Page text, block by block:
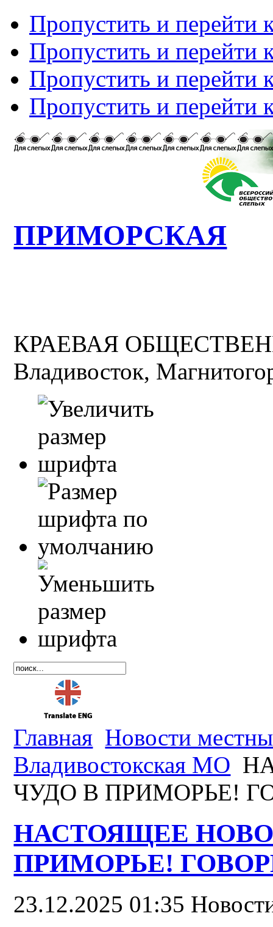
Пропустить и перейти
Пропустить и перейти
Пропустить и перейти
Пропустить и перейти
ПРИМОРСКАЯ
КРАЕВАЯ
Владивосток,
Главная Новости
Владивостокская МО
ЧУДО В ПРИМОРЬЕ!
НАСТОЯЩЕЕ
ПРИМОРЬЕ!
23.12.2025 01:35